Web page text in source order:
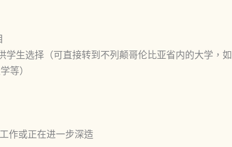
生选择（可直接转到不列颠哥伦比亚省内的大学，如
等）
作或正在进一步深造